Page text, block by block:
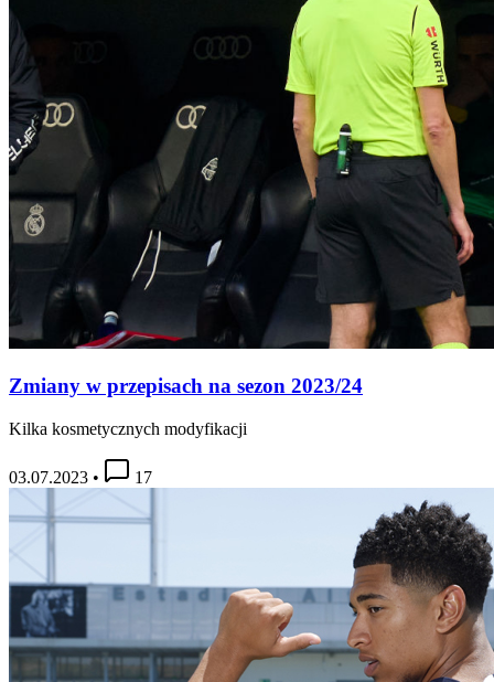
Zmiany w przepisach na sezon 2023/24
Kilka kosmetycznych modyfikacji
03.07.2023 • 17